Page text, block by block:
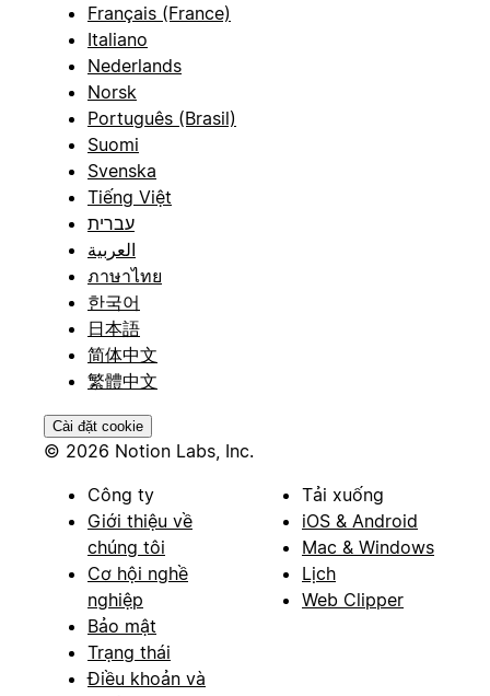
Français (France)
Italiano
Nederlands
Norsk
Português (Brasil)
Suomi
Svenska
Tiếng Việt
עברית
العربية
ภาษาไทย
한국어
日本語
简体中文
繁體中文
Cài đặt cookie
© 2026 Notion Labs, Inc.
Công ty
Giới thiệu về
chúng tôi
Cơ hội nghề
nghiệp
Bảo mật
Trạng thái
Điều khoản và
Tải xuống
iOS & Android
Mac & Windows
Lịch
Web Clipper